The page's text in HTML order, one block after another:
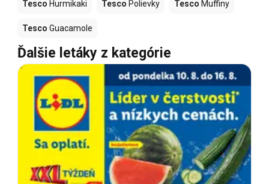
Tesco Hurmikaki Tesco Polievky Tesco Muffiny
Tesco Guacamole
Ďalšie letáky z kategórie